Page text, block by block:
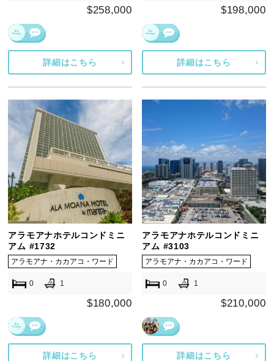
$258,000
詳細はこちら
$198,000
詳細はこちら
アラモアナホテルコンドミニ
アム #1732
アラモアナ・カカアコ・ワード
0 1
$180,000
詳細はこちら
アラモアナホテルコンドミニ
アム #3103
アラモアナ・カカアコ・ワード
0 1
$210,000
詳細はこちら